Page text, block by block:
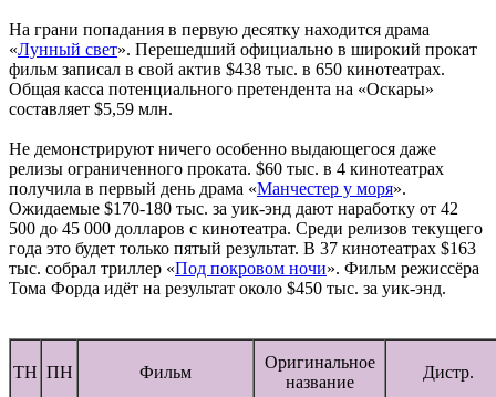
На грани попадания в первую десятку находится драма
«Лунный свет». Перешедший официально в широкий прокат
фильм записал в свой актив $438 тыс. в 650 кинотеатрах.
Общая касса потенциального претендента на «Оскары»
составляет $5,59 млн.
Не демонстрируют ничего особенно выдающегося даже
релизы ограниченного проката. $60 тыс. в 4 кинотеатрах
получила в первый день драма «Манчестер у моря».
Ожидаемые $170-180 тыс. за уик-энд дают наработку от 42
500 до 45 000 долларов с кинотеатра. Среди релизов текущего
года это будет только пятый результат. В 37 кинотеатрах $163
тыс. собрал триллер «Под покровом ночи». Фильм режиссёра
Тома Форда идёт на результат около $450 тыс. за уик-энд.
ТН ПН Фильм
Оригинальное
название
Дистр.